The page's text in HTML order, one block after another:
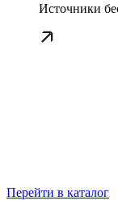
Источники
Перейти в каталог